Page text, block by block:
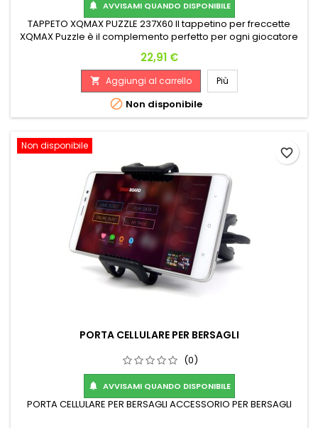
 AVVISAMI QUANDO DISPONIBILE
TAPPETO XQMAX PUZZLE 237X60 Il tappetino per freccette
XQMAX Puzzle è il complemento perfetto per ogni giocatore
danni causati dalla caduta delle freccette. Il tappetino è
composto da quattro parti uguali. Le singole parti possono
essere facilmente montate e smontate. Un pezzo di puzzle
adorna...
Prezzo
22,91 €
 Aggiungi al carrello Più
 Non disponibile
Non disponibile
PORTA CELLULARE PER BERSAGLI
(0)
 AVVISAMI QUANDO DISPONIBILE
PORTA CELLULARE PER BERSAGLI ACCESSORIO PER BERSAGLI
favorite_border